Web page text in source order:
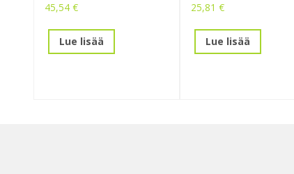
45,54 €
Lue lisää
25,81 €
Lue lisää